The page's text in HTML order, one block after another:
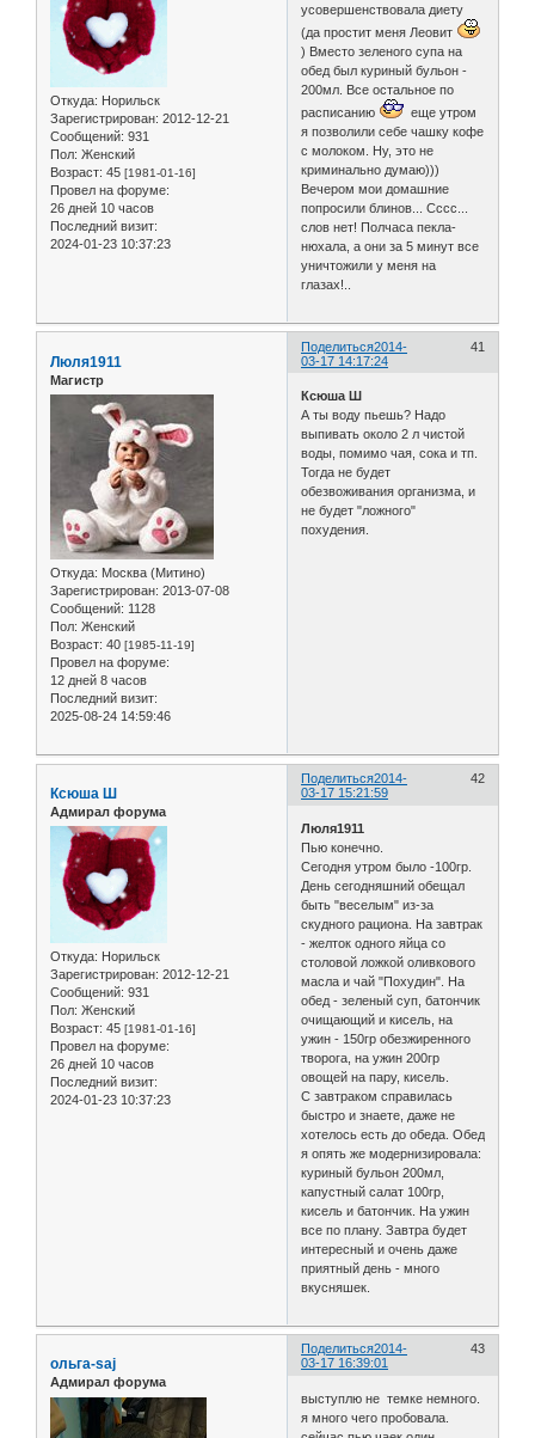
Откуда: Норильск
Зарегистрирован: 2012-12-21
Сообщений: 931
Пол: Женский
Возраст: 45 [1981-01-16]
Провел на форуме:
26 дней 10 часов
Последний визит:
2024-01-23 10:37:23
усовершенствовала диету
(да простит меня Леовит
) Вместо зеленого супа на
обед был куриный бульон -
200мл. Все остальное по
расписанию
еще утром
я позволили себе чашку кофе
с молоком. Ну, это не
криминально думаю)))
Вечером мои домашние
попросили блинов... Сссс...
слов нет! Полчаса пекла-
нюхала, а они за 5 минут все
уничтожили у меня на
глазах!..
Поделиться 41
2014-
03-17 14:17:24
Люля1911
Магистр
Откуда: Москва (Митино)
Зарегистрирован: 2013-07-08
Сообщений: 1128
Пол: Женский
Возраст: 40 [1985-11-19]
Провел на форуме:
12 дней 8 часов
Последний визит:
2025-08-24 14:59:46
Ксюша Ш
А ты воду пьешь? Надо
выпивать около 2 л чистой
воды, помимо чая, сока и тп.
Тогда не будет
обезвоживания организма, и
не будет "ложного"
похудения.
Поделиться 42
2014-
03-17 15:21:59
Ксюша Ш
Адмирал форума
Откуда: Норильск
Зарегистрирован: 2012-12-21
Сообщений: 931
Пол: Женский
Возраст: 45 [1981-01-16]
Провел на форуме:
26 дней 10 часов
Последний визит:
2024-01-23 10:37:23
Люля1911
Пью конечно.
Сегодня утром было -100гр.
День сегодняшний обещал
быть "веселым" из-за
скудного рациона. На завтрак
- желток одного яйца со
столовой ложкой оливкового
масла и чай "Похудин". На
обед - зеленый суп, батончик
очищающий и кисель, на
ужин - 150гр обезжиренного
творога, на ужин 200гр
овощей на пару, кисель.
С завтраком справилась
быстро и знаете, даже не
хотелось есть до обеда. Обед
я опять же модернизировала:
куриный бульон 200мл,
капустный салат 100гр,
кисель и батончик. На ужин
все по плану. Завтра будет
интересный и очень даже
приятный день - много
вкусняшек.
Поделиться 43
2014-
03-17 16:39:01
ольга-saj
Адмирал форума
выступлю не темке немного.
я много чего пробовала.